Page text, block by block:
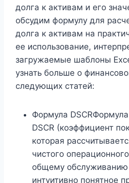
долга к активам и его
обсудим формулу для
долга к активам на
ее использование,
загружаемые шаблоны
узнать больше о
следующих статей:
Формула
DSCR (коэффициент
которая
чистого
общему обслуживанию
интуитивно понятное